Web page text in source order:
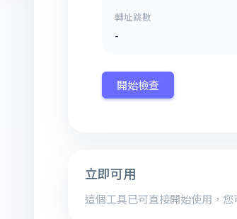
轉址跳數
-
開始檢查
立即可用
這個工具已可直接開始使用，